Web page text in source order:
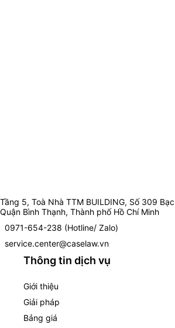
Tầng 5, Toà Nhà TTM BUILDING, Số 309
Quận Bình Thạnh, Thành phố Hồ Chí Minh
0971-654-238 (Hotline/ Zalo)
service.center@caselaw.vn
Thông tin dịch vụ
Giới thiệu
Giải pháp
Bảng giá